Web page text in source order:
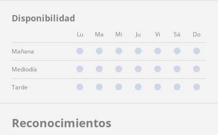
Disponibilidad
Lu Ma Mi Ju Vi Sá Do
Mañana
Mediodía
Tarde
Reconocimientos